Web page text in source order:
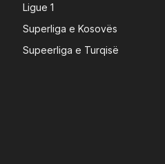
Ligue 1
Superliga e Kosovës
Supeerliga e Turqisë